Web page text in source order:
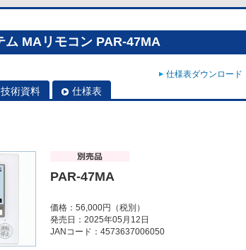
ム MAリモコン PAR-47MA
仕様表ダウンロード
技術資料 仕様表
PAR-47MA
価格：56,000円（税別）
発売日：2025年05月12日
JANコード：4573637006050